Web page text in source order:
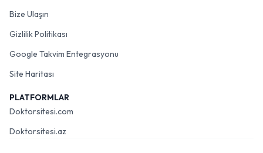
Bize Ulaşın
Gizlilik Politikası
Google Takvim Entegrasyonu
Site Haritası
PLATFORMLAR
Doktorsitesi.com
Doktorsitesi.az